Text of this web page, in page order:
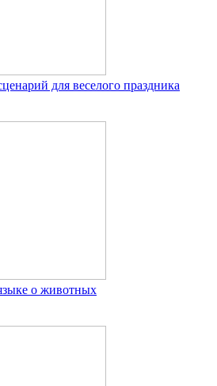
для веселого праздника
о животных